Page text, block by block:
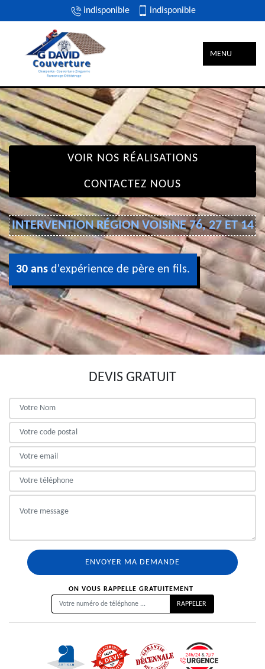
indisponible indisponible
MENU
VOIR NOS RÉALISATIONS
CONTACTEZ NOUS
INTERVENTION RÉGION VOISINE 76, 27 ET 14
30 ans d'expérience de père en fils.
DEVIS GRATUIT
ON VOUS RAPPELLE GRATUITEMENT